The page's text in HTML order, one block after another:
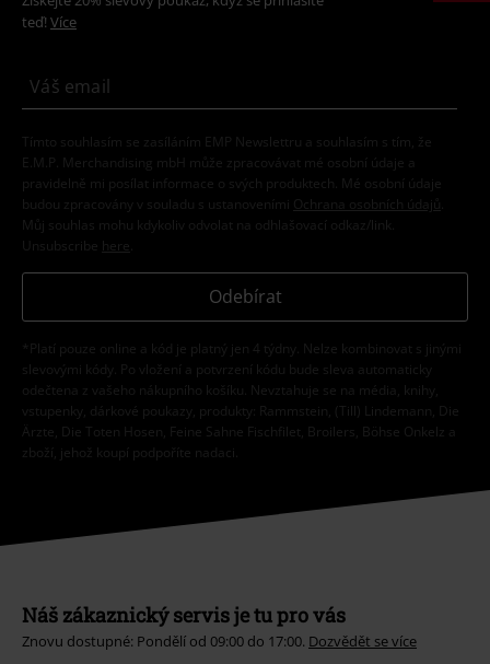
teď! Více
Tímto souhlasím se zasíláním EMP Newslettru a souhlasím s tím, že
E.M.P. Merchandising mbH může zpracovávat mé osobní údaje a
pravidelně mi posílat informace o svých produktech. Mé osobní údaje
budou zpracovány v souladu s ustanoveními
Ochrana osobních údajů
Můj souhlas mohu kdykoliv odvolat na odhlašovací odkaz/link.
Unsubscribe here
Odebírat
*Platí pouze online a kód je platný jen 4 týdny. Nelze kombinovat s jinými
slevovými kódy. Po vložení a potvrzení kódu bude sleva automaticky
odečtena z vašeho nákupního košíku. Nevztahuje se na média, knihy,
vstupenky, dárkové poukazy, produkty: Rammstein, (Till) Lindemann, Die
Ärzte, Die Toten Hosen, Feine Sahne Fischfilet, Broilers, Böhse Onkelz a
zboží, jehož koupí podpoříte nadaci.
Náš zákaznický servis je tu pro vás
Znovu dostupné: Pondělí od 09:00 do 17:00. Dozvědět se více